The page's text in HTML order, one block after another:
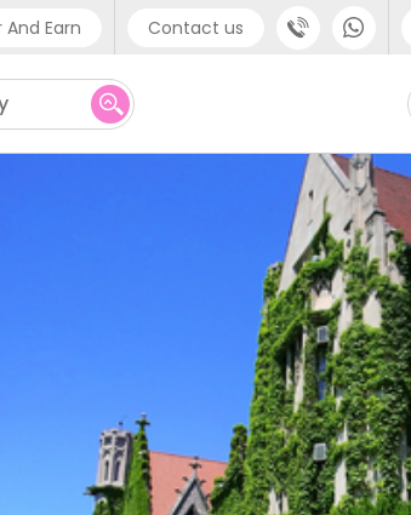
And Earn Contact us
Phone support
UK - +44 (0) 20 3871 8666
English
Thai